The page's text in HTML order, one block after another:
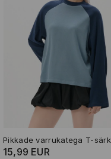
Pikkade varrukatega T-särk
15,99 EUR